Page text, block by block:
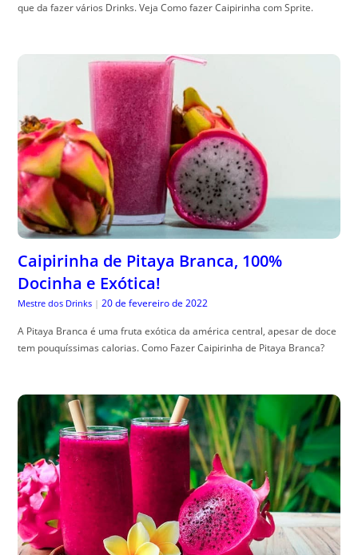
que da fazer vários Drinks. Veja Como fazer Caipirinha com Sprite.
Caipirinha de Pitaya Branca, 100%
Docinha e Exótica!
Mestre dos Drinks | 20 de fevereiro de 2022
A Pitaya Branca é uma fruta exótica da américa central, apesar de doce
tem pouquíssimas calorias. Como Fazer Caipirinha de Pitaya Branca?